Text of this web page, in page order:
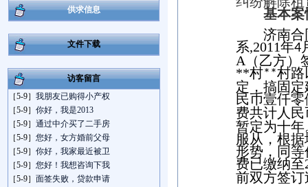
大、中型企业的法律顾问，具备相当丰富
的执业实践经验和诉讼技巧。
王勇律师咨询电话：13573782679，地址:
济南市经七路758号连城国际大厦A座301
室。
供求信息
文件下载
访客留言
［5-9］ 我朋友已购得小产权
［5-9］ 你好，我是2013
［5-9］ 通过中介买了二手房
［5-9］ 您好，女方婚前父母
［5-9］ 你好，我家最近被卫
［5-9］ 您好！我想咨询下我
［5-9］ 面签失败，贷款申请
基本案
济南合
系,2011年4
A （乙方
**村**村路
定，搞固
民币壹仟
费共计人
暂定为十
服从，根
形势，同
费已缴纳至
前双方签